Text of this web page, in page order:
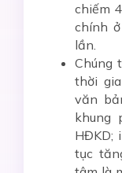
chiếm
chính
lần.
Chúng
thời
văn
khung
HĐKD;
tục